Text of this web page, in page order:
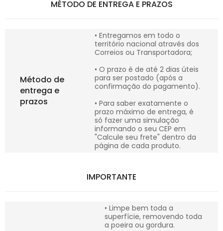
MÉTODO DE ENTREGA E PRAZOS
Método de
entrega e
prazos
• Entregamos em todo o
território nacional através dos
Correios ou Transportadora;
• O prazo é de até 2 dias úteis
para ser postado (após a
confirmação do pagamento).
• Para saber exatamente o
prazo máximo de entrega, é
só fazer uma simulação
informando o seu CEP em
"Calcule seu frete" dentro da
página de cada produto.
IMPORTANTE
• Limpe bem toda a
superfície, removendo toda
a poeira ou gordura.